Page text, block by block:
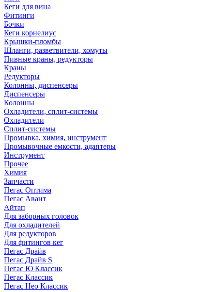
Кеги для вина
Фитинги
Бочки
Кеги корнелиус
Крышки-пломбы
Шланги, разветвители, хомуты
Пивные краны, редукторы
Краны
Редукторы
Колонны, диспенсеры
Диспенсеры
Колонны
Охладители, сплит-системы
Охладители
Сплит-системы
Промывка, химия, инструмент
Промывочные емкости, адаптеры
Инструмент
Прочее
Химия
Запчасти
Пегас Оптима
Пегас Авант
Айтап
Для заборных головок
Для охладителей
Для редукторов
Для фитингов кег
Пегас Драйв
Пегас Драйв S
Пегас Ю Классик
Пегас Классик
Пегас Нео Классик